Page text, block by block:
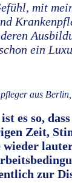
mit
ein
aus
es so,
Zeit,
wieder
zur